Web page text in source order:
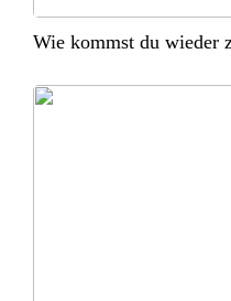
Wie kommst du wieder